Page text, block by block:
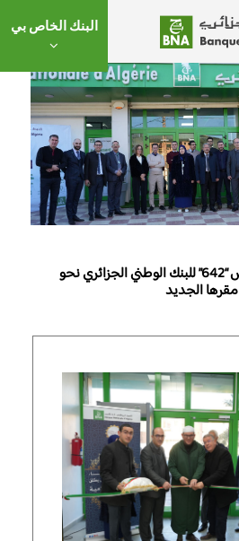
البنك الخاص بي
تحويل مقر وكالة دلس “642” للبنك الوطني الجزائري نحو
مقرها الجديد